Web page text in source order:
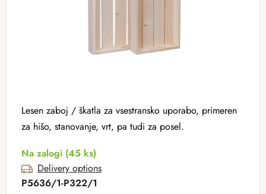
Lesen zaboj / škatla za vsestransko uporabo, primeren
za hišo, stanovanje, vrt, pa tudi za posel.
Na zalogi (45 ks)
Delivery options
P5636/1-P322/1